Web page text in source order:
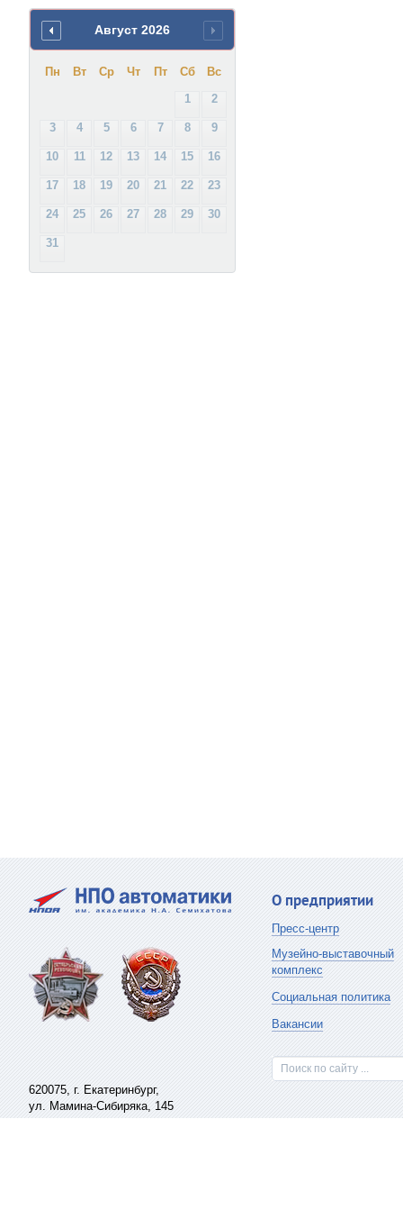
Август 2026
Пн Вт Ср Чт Пт Сб
Вс
1
2
3 4 5 6 7 8 9
10 11 12 13 14 15 16
17 18 19 20 21 22 23
24 25 26 27 28 29 30
31
620075, г. Екатеринбург,
ул. Мамина-Сибиряка, 145
О предприятии
Пресс-центр
Музейно-выставочный
комплекс
Социальная политика
Вакансии
Поиск по сайту ...